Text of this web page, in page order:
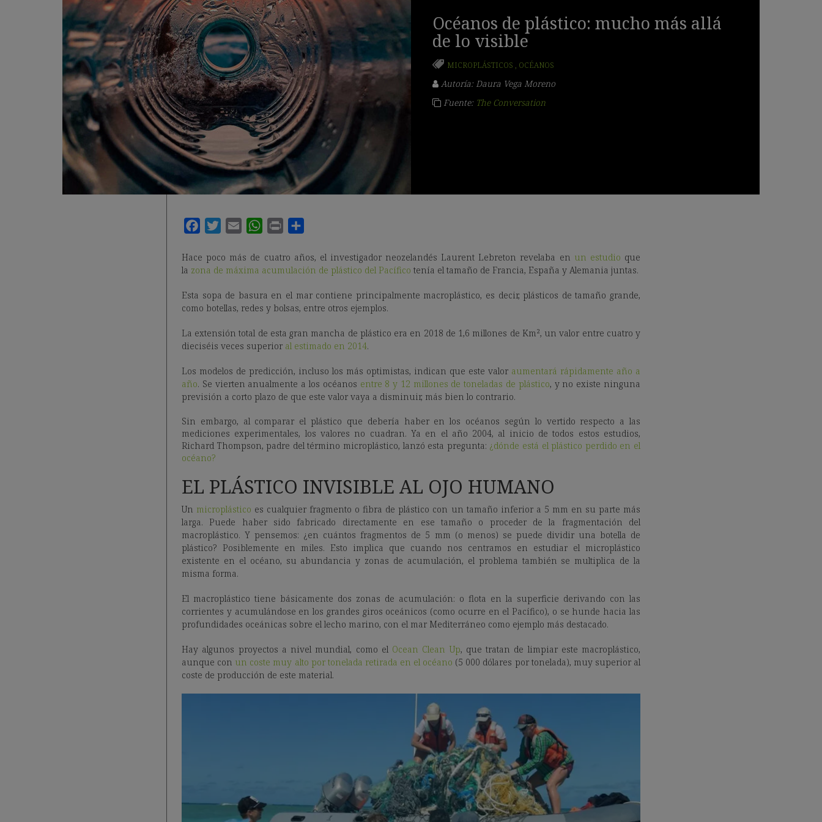
Océanos de plástico: mucho más allá
de lo visible
MICROPLÁSTICOS OCÉANOS
Autoría: Daura Vega Moreno
Fuente: The Conversation
Hace poco más de cuatro años, el investigador neozelandés Laurent Lebreton revelaba en un estudio que
la zona de máxima acumulación de plástico del Pacífico tenía el tamaño de Francia, España y Alemania juntas.
Esta sopa de basura en el mar contiene principalmente macroplástico, es decir, plásticos de tamaño grande,
como botellas, redes y bolsas, entre otros ejemplos.
La extensión total de esta gran mancha de plástico era en 2018 de 1,6 millones de Km², un valor entre cuatro y
dieciséis veces superior al estimado en 2014.
Los modelos de predicción, incluso los más optimistas, indican que este valor aumentará rápidamente año a
año. Se vierten anualmente a los océanos entre 8 y 12 millones de toneladas de plástico, y no existe ninguna
previsión a corto plazo de que este valor vaya a disminuir, más bien lo contrario.
Sin embargo, al comparar el plástico que debería haber en los océanos según lo vertido respecto a las
mediciones experimentales, los valores no cuadran. Ya en el año 2004, al inicio de todos estos estudios,
Richard Thompson, padre del término microplástico, lanzó esta pregunta: ¿dónde está el plástico perdido en el
océano?
EL PLÁSTICO INVISIBLE AL OJO HUMANO
Un microplástico es cualquier fragmento o fibra de plástico con un tamaño inferior a 5 mm en su parte más
larga. Puede haber sido fabricado directamente en ese tamaño o proceder de la fragmentación del
macroplástico. Y pensemos: ¿en cuántos fragmentos de 5 mm (o menos) se puede dividir una botella de
plástico? Posiblemente en miles. Esto implica que cuando nos centramos en estudiar el microplástico
existente en el océano, su abundancia y zonas de acumulación, el problema también se multiplica de la
misma forma.
El macroplástico tiene básicamente dos zonas de acumulación: o flota en la superficie derivando con las
corrientes y acumulándose en los grandes giros oceánicos (como ocurre en el Pacífico), o se hunde hacia las
profundidades oceánicas sobre el lecho marino, con el mar Mediterráneo como ejemplo más destacado.
Hay algunos proyectos a nivel mundial, como el Ocean Clean Up, que tratan de limpiar este macroplástico,
aunque con un coste muy alto por tonelada retirada en el océano (5 000 dólares por tonelada), muy superior al
coste de producción de este material.